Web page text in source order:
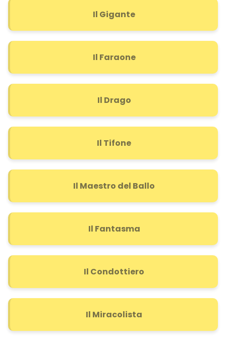
Il Gigante
Il Faraone
Il Drago
Il Tifone
Il Maestro del Ballo
Il Fantasma
Il Condottiero
Il Miracolista